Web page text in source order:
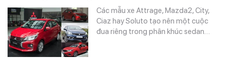
Các mẫu xe Attrage, Mazda2, City,
Ciaz hay Soluto tạo nên một cuộc
đua riêng trong phân khúc sedan…